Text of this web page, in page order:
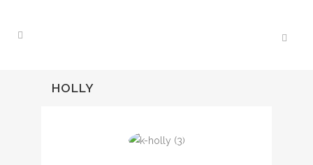
HOLLY